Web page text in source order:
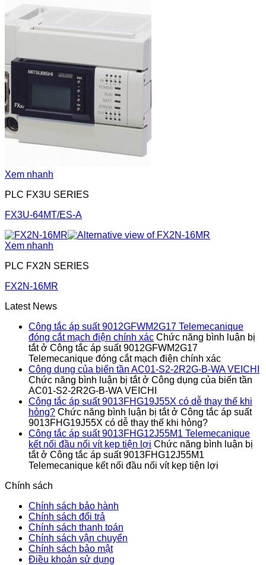
Xem nhanh
PLC FX3U SERIES
FX3U-64MT/ES-A
Xem nhanh
PLC FX2N SERIES
FX2N-16MR
Latest News
Công tắc áp suất 9012GFWM2G17 Telemecanique
đóng cắt mạch điện chính xác Chức năng bình luận bị
tắtở Công tắc áp suất 9012GFWM2G17
Telemecanique đóng cắt mạch điện chính xác
Công dụng của biến tần AC01-S2-2R2G-B-WA VEICHI
Chức năng bình luận bị tắtở Công dụng của biến tần
AC01-S2-2R2G-B-WA VEICHI
Công tắc áp suất 9013FHG19J55X có dễ thay thế khi
hỏng? Chức năng bình luận bị tắtở Công tắc áp suất
9013FHG19J55X có dễ thay thế khi hỏng?
Công tắc áp suất 9013FHG12J55M1 Telemecanique
kết nối đầu nối vít kẹp tiện lợi Chức năng bình luận bị
tắtở Công tắc áp suất 9013FHG12J55M1
Telemecanique kết nối đầu nối vít kẹp tiện lợi
Chính sách
Chính sách bảo hành
Chính sách đổi trả
Chính sách thanh toán
Chính sách vận chuyển
Chính sách bảo mật
Điều khoản sử dụng